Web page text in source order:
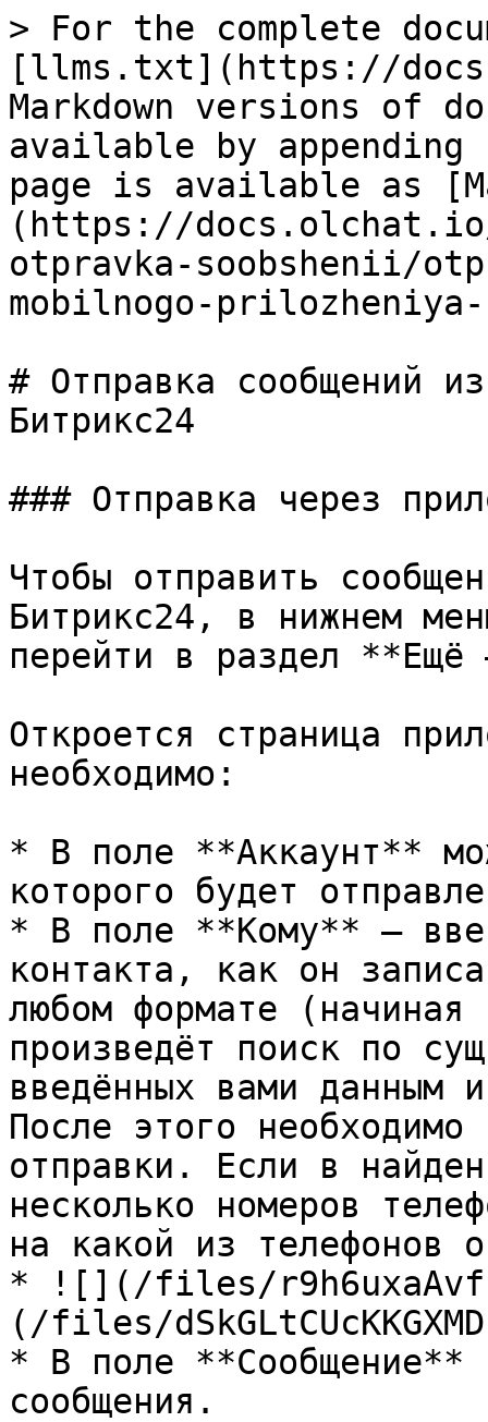
> For the complete
[llms.txt](https://
Markdown versions of
available by
page is available as
(https://
otpravka-soobshenii/
mobilnogo-
# Отправка сообщений
Битрикс24
### Отправка через
Чтобы отправить
Битрикс24, в нижнем
перейти в раздел
Откроется страница
необходимо:
* В поле **Аккаунт**
которого будет
* В поле **Кому** –
контакта, как он
любом формате
произведёт поиск по
введённых вами данным
После этого
отправки. Если в
несколько номеров
на какой из телефонов
* ![](/files/
(/files/
* В поле **Сообщение**
сообщения.